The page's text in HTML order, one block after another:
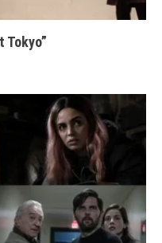
Tokyo”